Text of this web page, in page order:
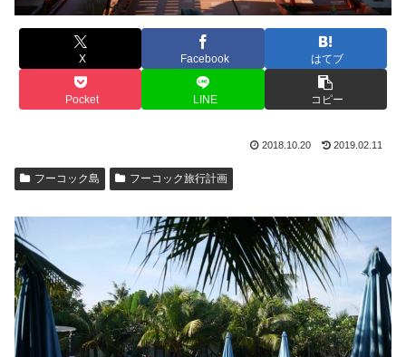
X Facebook はてブ
Pocket LINE コピー
2018.10.20 2019.02.11
フーコック島 フーコック旅行計画